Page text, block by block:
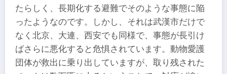
たらしく、長期化する避難でそのような事態に陥
ったようなのです。しかし、それは武漢市だけで
なく北京、大連、西安でも同様で、事態が長引け
ばさらに悪化すると危惧されています。動物愛護
団体が救出に乗り出していますが、取り残された